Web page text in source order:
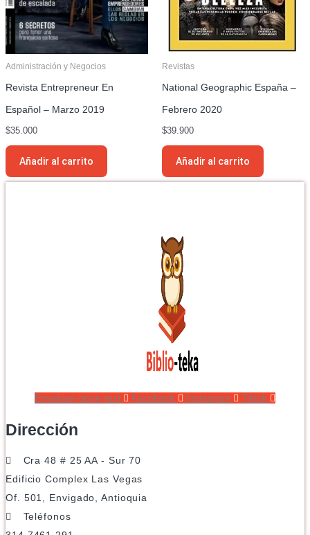
Administración y Negocios
Revista Entrepreneur En
Español – Marzo 2019
$35.000
Añadir al carrito
Revistas
National Geographic España –
Febrero 2020
$39.900
Añadir al carrito
Envelope-open-text Facebook Instagram Tiktok
Dirección
Cra 48 # 25 AA - Sur 70
Edificio Complex Las Vegas
Of. 501, Envigado, Antioquia
Teléfonos